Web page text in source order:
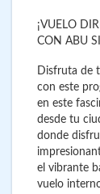
¡VUELO
CON ABU
Disfruta de
con este
en este
desde tu
donde
el vibrante
vuelo